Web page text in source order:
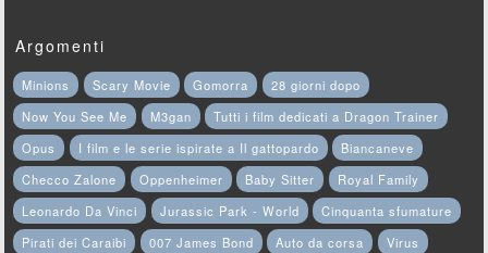
Argomenti
Minions Scary Movie Gomorra
28 giorni dopo
Now You See Me
M3gan
Tutti i film dedicati a Dragon Trainer
Opus
I film e le serie ispirate a Il gattopardo
Biancaneve
Checco Zalone
Oppenheimer Baby Sitter
Royal Family
Leonardo Da Vinci
Jurassic Park - World
Cinquanta sfumature
Pirati dei Caraibi
007 James Bond Auto da corsa
Virus